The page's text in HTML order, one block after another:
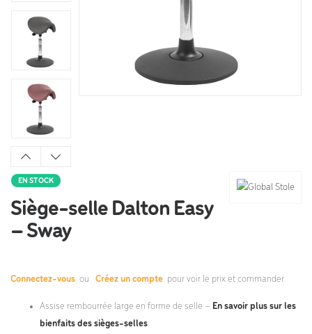
EN STOCK
Siège-selle Dalton Easy
– Sway
Connectez-vous ou Créez un compte pour voir le prix et commander.
Assise rembourrée large en forme de selle – En savoir plus sur les
bienfaits des sièges-selles